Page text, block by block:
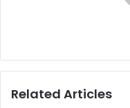
Related Articles